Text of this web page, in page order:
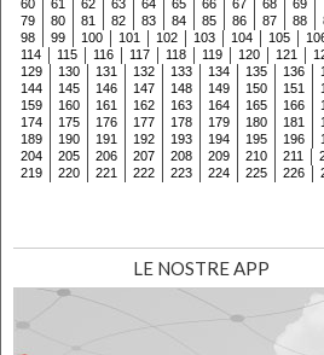
60 61 62 63 64 65 66 67 68 69
79
80 81 82 83 84 85 86 87 88
98
99 100 101 102 103 104 105
114
115 116 117 118 119 120 121
129
130 131 132 133 134 135 136
144
145 146 147 148 149 150 151
159
160 161 162 163 164 165 166
174
175 176 177 178 179 180 181
189
190 191 192 193 194 195 196
204
205 206 207 208 209 210 211
219
220 221 222 223 224 225 226
LE NOSTRE APP